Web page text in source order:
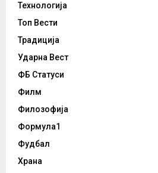
Технологија
Топ Вести
Традиција
Ударна Вест
ФБ Статуси
Филм
Филозофија
Формула1
Фудбал
Храна